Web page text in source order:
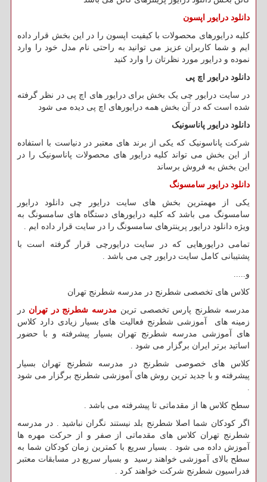
دانلود درایور اپسون
کلیه درایورهای محصولات با کیفیت اپسون را در این بخش قرار داده
ایم و شما کاربران عزیز می توانید به راحتی نام مدل خود را وارد
نموده و درایور مورد نظرتان را وارد کنید
دانلود درایور اچ پی
در سایت درایور چی یک بخش برای درایور های اچ پی در نظر گرفته
شده است که در آن بخش همه درایورهای اچ پی دیده می شود
دانلود درایور پاناسونیک
شرکت پاناسونیک که یکی از برند های معتبر در دنیاست با استفاده
از این بخش می تواند کلیه درایور های محصولات پاناسونیک را در
این بخش به فروش برساند
دانلود درایور سامسونگ
یکی از مهمترین بخش های سایت درایور چی دانلود درایور
سامسونگ می باشد که کلیه درایورهای دستگاه های سامسونگ به
ویژه دانلود درایور پرینترهای سامسونگ را در سایت قرار داده ایم .
تمامی درایورهایی که در سایت درایورچی قرار گرفته است با
پشتیبانی کامل سایت درایور چی می باشد .
و.....
کلاس های تخصصی شطرنج در مدرسه شطرنج تهران
مدرسه شطرنج پارس تخصصی ترین مدرسه شطرنج در تهران در
زمینه های آموزشی شطرنج فعالیت های بسیار زیادی دارد کلاس
های آموزشی مدرسه شطرنج تهران بسیار پیشرفته و با حضور
اساتید برتر ایران برگزار می شود .
کلاس های خصوصی شطرنج در مدرسه شطرنج تهران بسیار
پیشرفته و با جدید ترین روش های آموزشی شطرنج برگزار می شود
سطح کلاس ها از مقدماتی تا پیشرفته می باشد .
اگر کودکان شما اصلا شطرنج بلد نیستند نگران نباشید . در مدرسه
شطرنج تهران کلاس های مقدماتی از صفر و از حرکت مهره ها
آموزش داده می شود . بسیار سریع با کمترین زمان کودکان شما به
سطح بالای آموزشی خواهند رسید و بسیار سریع در مسابقات معتبر
فدراسیون شطرنج شرکت خواهند کرد .